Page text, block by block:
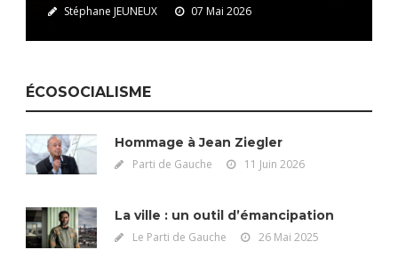
Stéphane JEUNEUX 07 Mai 2026
ÉCOSOCIALISME
Hommage à Jean Ziegler
Parti de Gauche 11 Juin 2026
La ville : un outil d’émancipation
Le Parti de Gauche 26 Mai 2025